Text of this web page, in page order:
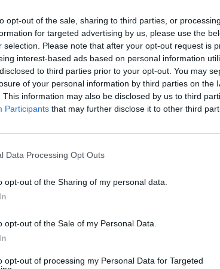
opt-out of the sale, sharing to third parties, or
for targeted advertising by us, please use the
selection. Please note that after your opt-out request is
interest-based ads based on personal information
to third parties prior to your opt-out. You may
of your personal information by third parties on the
This information may also be disclosed by us to third
Participants that may further disclose it to other third
Data Processing Opt Outs
opt-out of the Sharing of my personal data.
opt-out of the Sale of my Personal Data.
opt-out of processing my Personal Data for Targeted
борач и една од најпознатите
Хоган, Скај, ги негираше гласините дека
срце е силно и дека се опоравува
се бори со последиците од операцијата
месец.
борење во семејна забава. Пред
публика. Театаралното однесување
и нивните родители, што значително
од херој во негативец, создавајќи